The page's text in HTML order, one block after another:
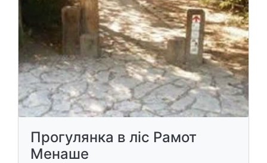
Прогулянка в ліс Рамот
Менаше